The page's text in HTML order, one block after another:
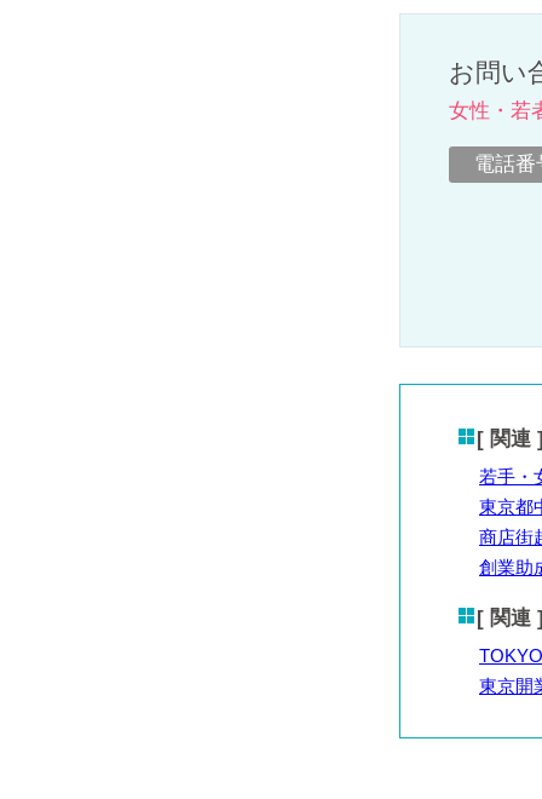
お問い
女性・若
電話番
[ 関連
若手・
東京都
商店街
創業助
[ 関連
東京開